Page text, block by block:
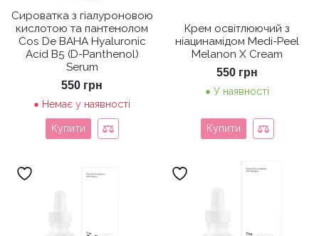
Сироватка з гіалуроновою
кислотою та пантенолом
Cos De BAHA Hyaluronic
Acid B5 (D-Panthenol)
Serum
550 грн
Немає у наявності
Купити
Крем освітлюючий з
ніацинамідом Medi-Peel
Melanon X Cream
550 грн
У наявності
Купити